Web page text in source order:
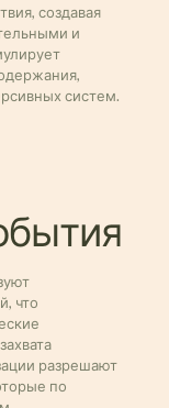
создавая
и
систем.
что
разрешают
по